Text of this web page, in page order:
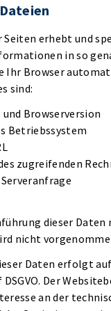
Seiten erhebt und
in so
Ihr Browser
sind:
Browserversion
Betriebssystem
zugreifenden
dieser Daten
nicht
Daten erfolgt
DSGVO. Der
an der